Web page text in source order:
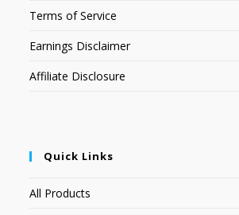
Terms of Service
Earnings Disclaimer
Affiliate Disclosure
Quick Links
All Products